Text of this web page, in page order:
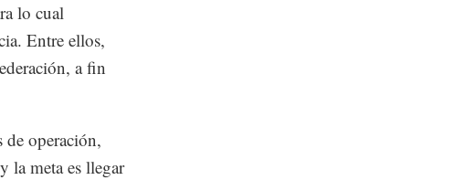
lo cual
Entre ellos,
a fin
operación,
la meta es llegar